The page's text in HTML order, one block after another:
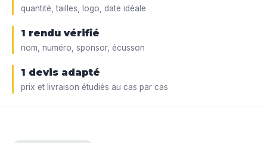
quantité, tailles, logo, date idéale
1 rendu vérifié
nom, numéro, sponsor, écusson
1 devis adapté
prix et livraison étudiés au cas par cas